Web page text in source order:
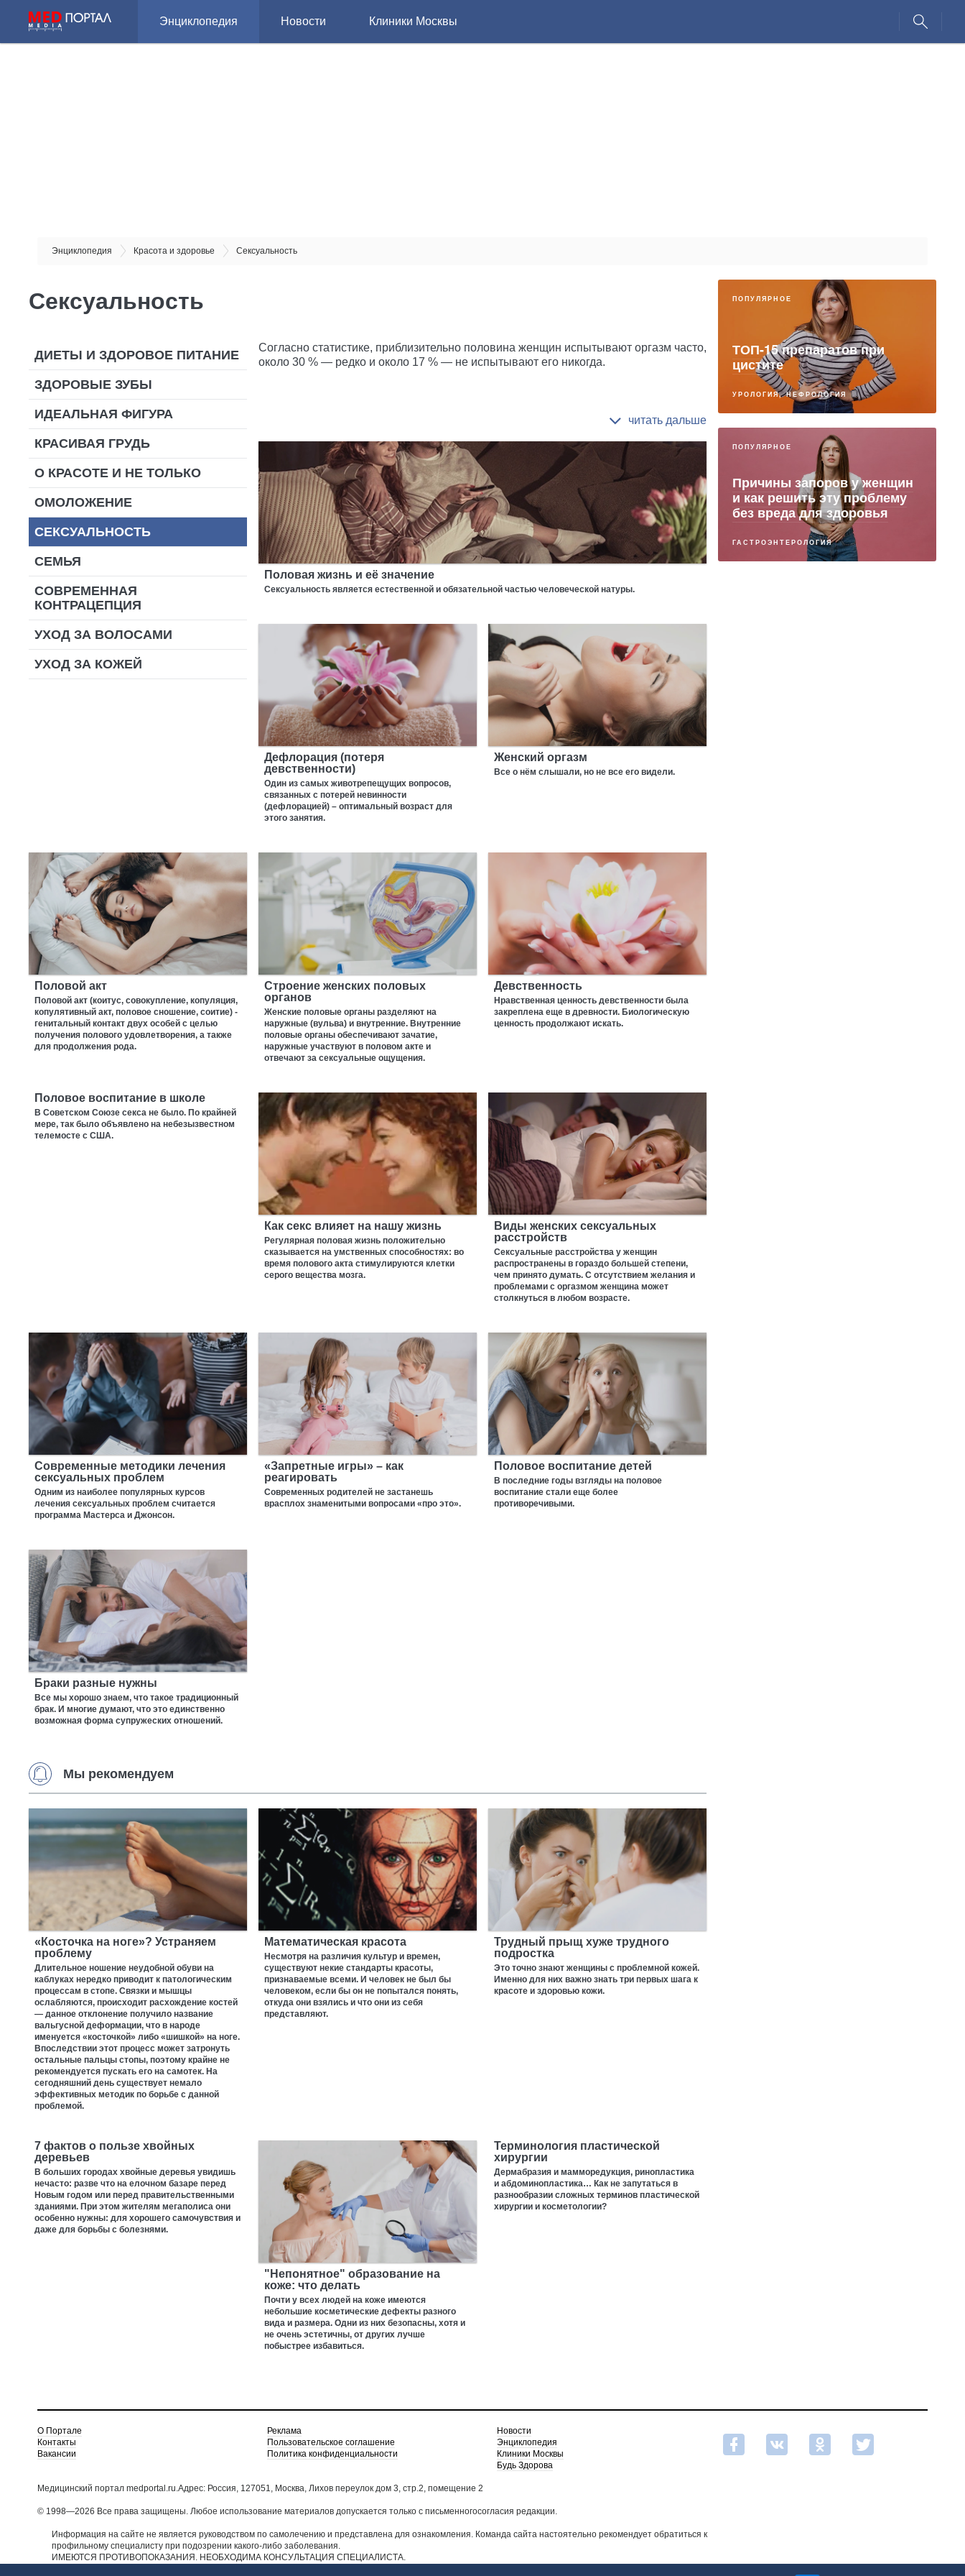
Энциклопедия Новости Клиники Москвы
Энциклопедия Красота и здоровье Сексуальность
Сексуальность
ДИЕТЫ И ЗДОРОВОЕ ПИТАНИЕ
ЗДОРОВЫЕ ЗУБЫ
ИДЕАЛЬНАЯ ФИГУРА
КРАСИВАЯ ГРУДЬ
О КРАСОТЕ И НЕ ТОЛЬКО
ОМОЛОЖЕНИЕ
СЕКСУАЛЬНОСТЬ
СЕМЬЯ
СОВРЕМЕННАЯ
КОНТРАЦЕПЦИЯ
УХОД ЗА ВОЛОСАМИ
УХОД ЗА КОЖЕЙ
Согласно статистике, приблизительно половина женщин испытывают оргазм часто,
около 30 % — редко и около 17 % — не испытывают его никогда.
Половая жизнь и её значение
Сексуальность является естественной и обязательной частью человеческой натуры.
Дефлорация (потеря
девственности)
Один из самых животрепещущих вопросов,
связанных с потерей невинности
(дефлорацией) – оптимальный возраст для
этого занятия.
Женский оргазм
Все о нём слышали, но не все его видели.
Половой акт
Половой акт (коитус, совокупление, копуляция,
копулятивный акт, половое сношение, соитие) -
генитальный контакт двух особей с целью
получения полового удовлетворения, а также
для продолжения рода.
Строение женских половых
органов
Женские половые органы разделяют на
наружные (вульва) и внутренние. Внутренние
половые органы обеспечивают зачатие,
наружные участвуют в половом акте и
отвечают за сексуальные ощущения.
Девственность
Нравственная ценность девственности была
закреплена еще в древности. Биологическую
ценность продолжают искать.
Половое воспитание в школе
В Советском Союзе секса не было. По крайней
мере, так было объявлено на небезызвестном
телемосте с США.
Как секс влияет на нашу жизнь
Регулярная половая жизнь положительно
сказывается на умственных способностях: во
время полового акта стимулируются клетки
серого вещества мозга.
Виды женских сексуальных
расстройств
Сексуальные расстройства у женщин
распространены в гораздо большей степени,
чем принято думать. С отсутствием желания и
проблемами с оргазмом женщина может
столкнуться в любом возрасте.
Современные методики лечения
сексуальных проблем
Одним из наиболее популярных курсов
лечения сексуальных проблем считается
программа Мастерса и Джонсон.
«Запретные игры» – как
реагировать
Современных родителей не застанешь
врасплох знаменитыми вопросами «про это».
Половое воспитание детей
В последние годы взгляды на половое
воспитание стали еще более
противоречивыми.
Браки разные нужны
Все мы хорошо знаем, что такое традиционный
брак. И многие думают, что это единственно
возможная форма супружеских отношений.
Мы рекомендуем
«Косточка на ноге»? Устраняем
проблему
Длительное ношение неудобной обуви на
каблуках нередко приводит к патологическим
процессам в стопе. Связки и мышцы
ослабляются, происходит расхождение костей
— данное отклонение получило название
вальгусной деформации, что в народе
именуется «косточкой» либо «шишкой» на ноге.
Впоследствии этот процесс может затронуть
остальные пальцы стопы, поэтому крайне не
рекомендуется пускать его на самотек. На
сегодняшний день существует немало
эффективных методик по борьбе с данной
проблемой.
Математическая красота
Несмотря на различия культур и времен,
существуют некие стандарты красоты,
признаваемые всеми. И человек не был бы
человеком, если бы он не попытался понять,
откуда они взялись и что они из себя
представляют.
Трудный прыщ хуже трудного
подростка
Это точно знают женщины с проблемной кожей.
Именно для них важно знать три первых шага к
красоте и здоровью кожи.
7 фактов о пользе хвойных
деревьев
В больших городах хвойные деревья увидишь
нечасто: разве что на елочном базаре перед
Новым годом или перед правительственными
зданиями. При этом жителям мегаполиса они
особенно нужны: для хорошего самочувствия и
даже для борьбы с болезнями.
"Непонятное" образование на
коже: что делать
Почти у всех людей на коже имеются
небольшие косметические дефекты разного
вида и размера. Одни из них безопасны, хотя и
не очень эстетичны, от других лучше
побыстрее избавиться.
Терминология пластической
хирургии
Дермабразия и мамморедукция, ринопластика
и абдоминопластика… Как не запутаться в
разнообразии сложных терминов пластической
хирургии и косметологии?
ПОПУЛЯРНОЕ
ТОП-15 препаратов при
цистите
УРОЛОГИЯ, НЕФРОЛОГИЯ
ПОПУЛЯРНОЕ
Причины запоров у женщин
и как решить эту проблему
без вреда для здоровья
ГАСТРОЭНТЕРОЛОГИЯ
О Портале
Контакты
Вакансии
Реклама
Пользовательское соглашение
Политика конфиденциальности
Новости
Энциклопедия
Клиники Москвы
Будь Здорова
Медицинский портал medportal.ru.Адрес: Россия, 127051, Москва, Лихов переулок дом 3, стр.2, помещение 2
© 1998—2026 Все права защищены. Любое использование материалов допускается только с письменногосогласия редакции.
Информация на сайте не является руководством по самолечению и представлена для ознакомления. Команда сайта настоятельно рекомендует обратиться к
профильному специалисту при подозрении какого-либо заболевания.
ИМЕЮТСЯ ПРОТИВОПОКАЗАНИЯ. НЕОБХОДИМА КОНСУЛЬТАЦИЯ СПЕЦИАЛИСТА.